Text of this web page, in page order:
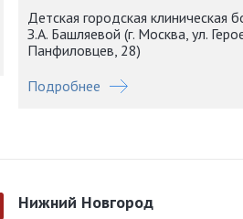
Детская городская клиническая
З.А. Башляевой (г. Москва, ул.
Панфиловцев, 28)
Подробнее
Нижний Новгород